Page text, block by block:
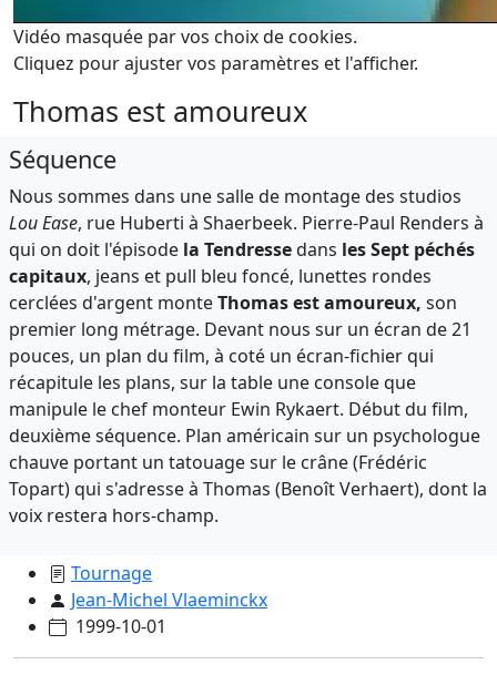
Vidéo masquée par vos choix de cookies.
Cliquez pour ajuster vos paramètres et l'afficher.
Thomas est amoureux
Séquence
Nous sommes dans une salle de montage des studios
Lou Ease, rue Huberti à Shaerbeek. Pierre-Paul Renders à
qui on doit l'épisode la Tendressedans les Sept péchés
capitaux, jeans et pull bleu foncé, lunettes rondes
cerclées d'argent monteThomas est amoureux, son
premier long métrage. Devant nous sur un écran de 21
pouces, un plan du film, à coté un écran-fichier qui
récapitule les plans, sur la table une console que
manipule le chef monteur Ewin Rykaert. Début du film,
deuxième séquence. Plan américain sur un psychologue
chauve portant un tatouage sur le crâne (Frédéric
Topart) qui s'adresse à Thomas (Benoît Verhaert), dont la
voix restera hors-champ.
Tournage
Jean-Michel Vlaeminckx
1999-10-01